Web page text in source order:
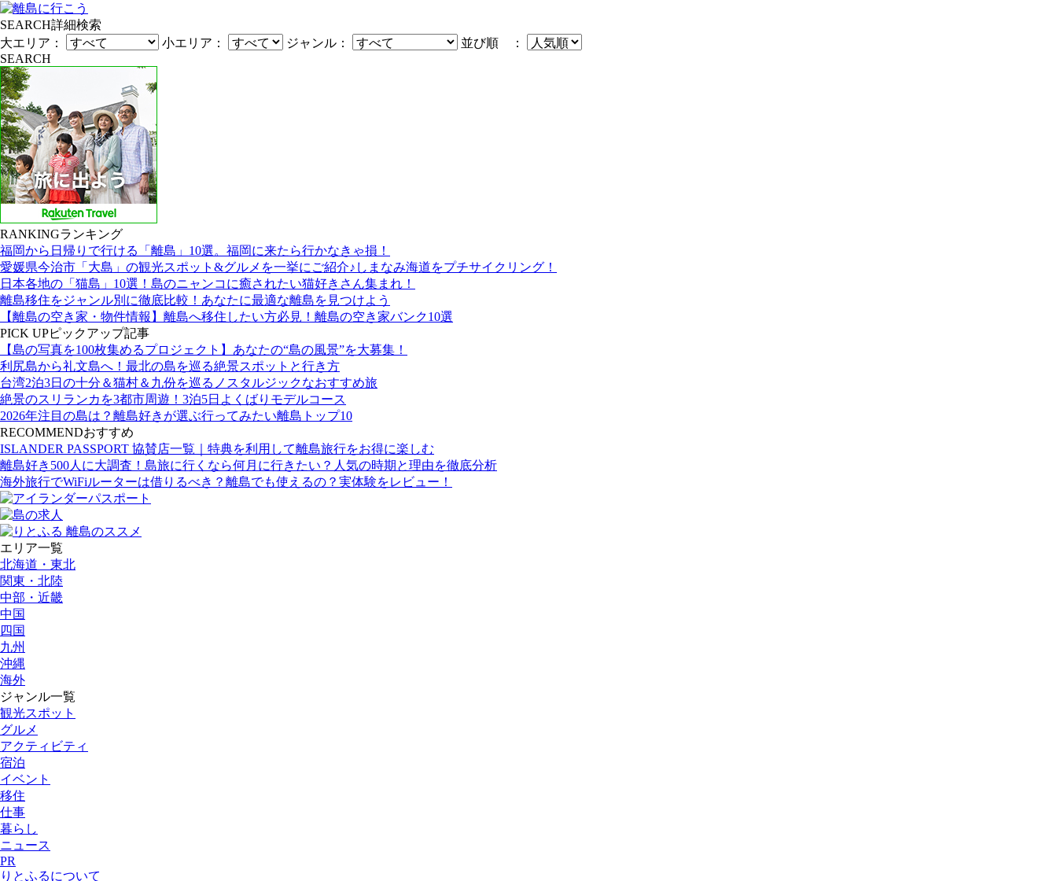
SEARCH詳細検索
大エリア：
小エリア： ジャンル：
並び順 ：
SEARCH
RANKINGランキング
福岡から日帰りで行ける「離島」10選。福岡に来たら行かなきゃ損！
愛媛県今治市「大島」の観光スポット&グルメを一挙にご紹介♪しまなみ海道をプチサイクリング！
日本各地の「猫島」10選！島のニャンコに癒されたい猫好きさん集まれ！
離島移住をジャンル別に徹底比較！あなたに最適な離島を見つけよう
【離島の空き家・物件情報】離島へ移住したい方必見！離島の空き家バンク10選
PICK UPピックアップ記事
【島の写真を100枚集めるプロジェクト】あなたの“島の風景”を大募集！
利尻島から礼文島へ！最北の島を巡る絶景スポットと行き方
台湾2泊3日の十分＆猫村＆九份を巡るノスタルジックなおすすめ旅
絶景のスリランカを3都市周遊！3泊5日よくばりモデルコース
2026年注目の島は？離島好きが選ぶ行ってみたい離島トップ10
RECOMMENDおすすめ
ISLANDER PASSPORT 協賛店一覧｜特典を利用して離島旅行をお得に楽しむ
離島好き500人に大調査！島旅に行くなら何月に行きたい？人気の時期と理由を徹底分析
海外旅行でWiFiルーターは借りるべき？離島でも使えるの？実体験をレビュー！
エリア一覧
北海道・東北
関東・北陸
中部・近畿
中国
四国
九州
沖縄
海外
ジャンル一覧
観光スポット
グルメ
アクティビティ
宿泊
イベント
移住
仕事
暮らし
ニュース
PR
りとふるについて